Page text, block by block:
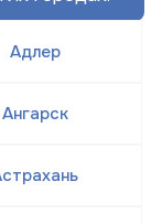
Адлер
Ангарск